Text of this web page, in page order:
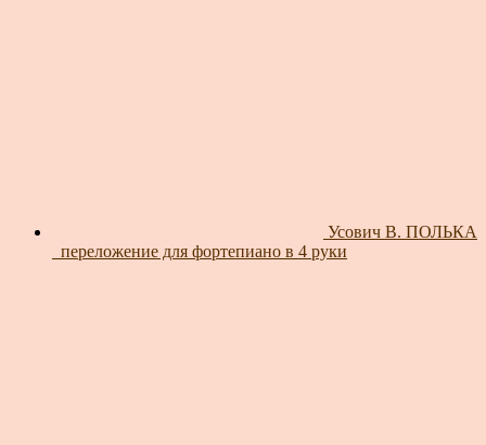
Усович В. ПОЛЬКА
_переложение для фортепиано в 4 руки